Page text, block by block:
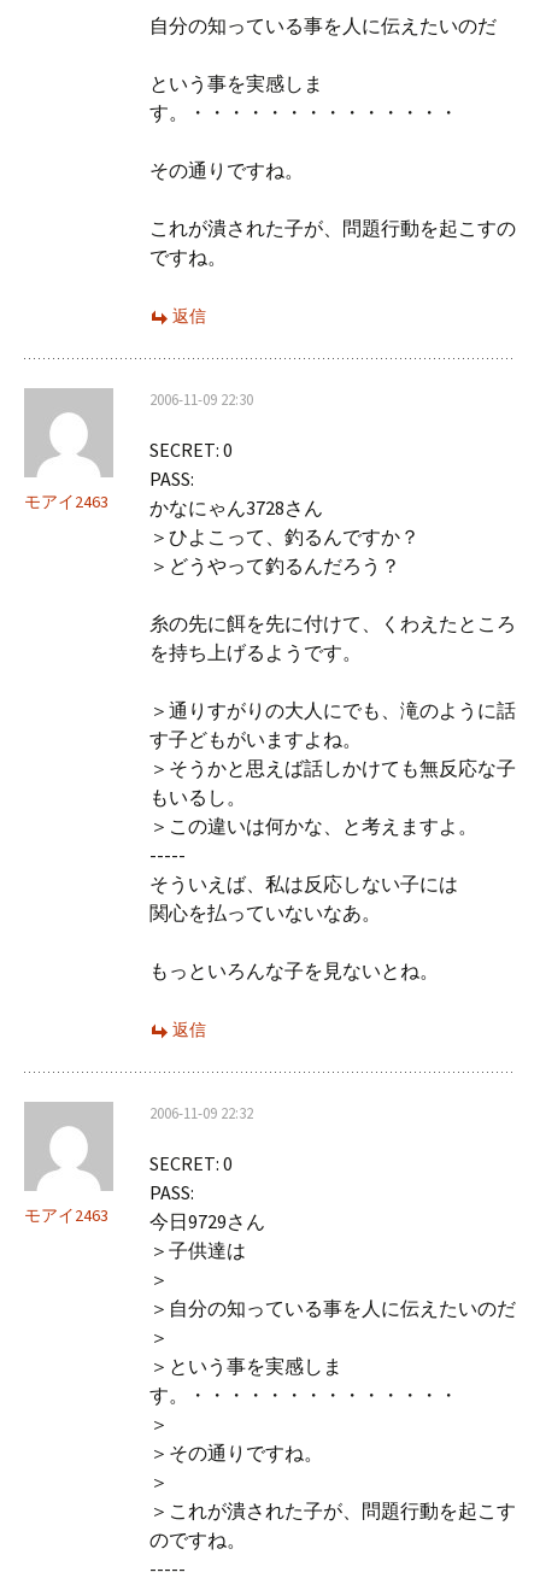
自分の知っている事を人に伝えたいのだ
という事を実感しま
す。・・・・・・・・・・・・・・
その通りですね。
これが潰された子が、問題行動を起こすの
ですね。
返信
モアイ2463
2006-11-09 22:30
SECRET: 0
PASS:
かなにゃん3728さん
＞ひよこって、釣るんですか？
＞どうやって釣るんだろう？
糸の先に餌を先に付けて、くわえたところ
を持ち上げるようです。
＞通りすがりの大人にでも、滝のように話
す子どもがいますよね。
＞そうかと思えば話しかけても無反応な子
もいるし。
＞この違いは何かな、と考えますよ。
-----
そういえば、私は反応しない子には
関心を払っていないなあ。
もっといろんな子を見ないとね。
返信
モアイ2463
2006-11-09 22:32
SECRET: 0
PASS:
今日9729さん
＞子供達は
＞
＞自分の知っている事を人に伝えたいのだ
＞
＞という事を実感しま
す。・・・・・・・・・・・・・・
＞
＞その通りですね。
＞
＞これが潰された子が、問題行動を起こす
のですね。
-----